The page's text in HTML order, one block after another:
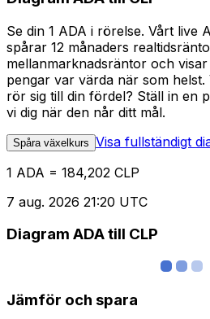
Se din 1 ADA i rörelse. Vårt live
spårar 12 månaders
mellanmarknadsräntor och
pengar var värda när som
rör sig till din fördel? Ställ in en
vi dig när den når ditt mål.
Spåra växelkurs Visa fullständigt
1 ADA = 184,202 CLP
7 aug. 2026 21:20 UTC
Diagram ADA till CLP
Jämför och spara